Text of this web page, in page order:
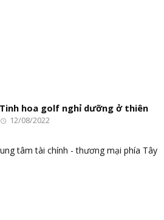
hoa golf nghỉ dưỡng ở thiên
12/08/2022